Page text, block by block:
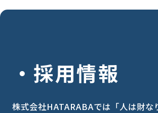
採用情報
株式会社HATARABAでは「人は財な